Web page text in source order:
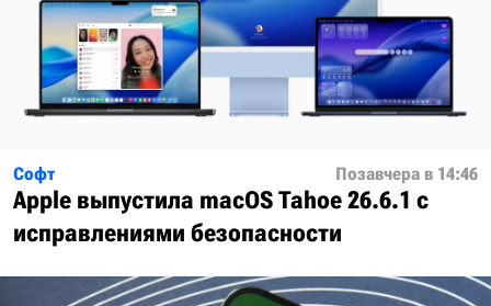
Софт Позавчера в 14:46
Apple выпустила macOS Tahoe 26.6.1 с
исправлениями безопасности